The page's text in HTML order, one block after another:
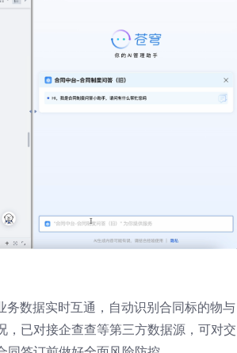
务数据实时互通，自动识别合同标的物与
，已对接企查查等第三方数据源，可对交